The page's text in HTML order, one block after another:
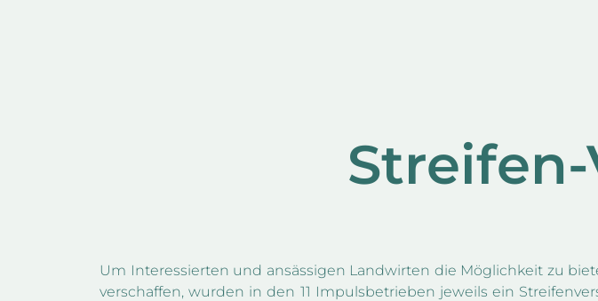
Um Interessierten und ansässigen Landwirten die Möglichkeit zu
verschaffen, wurden in den 11 Impulsbetrieben jeweils ein